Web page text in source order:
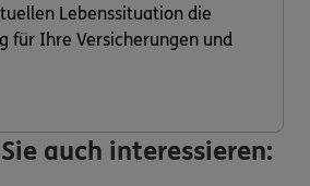
Lebenssituation die
für Ihre Versicherungen und
auch interessieren: